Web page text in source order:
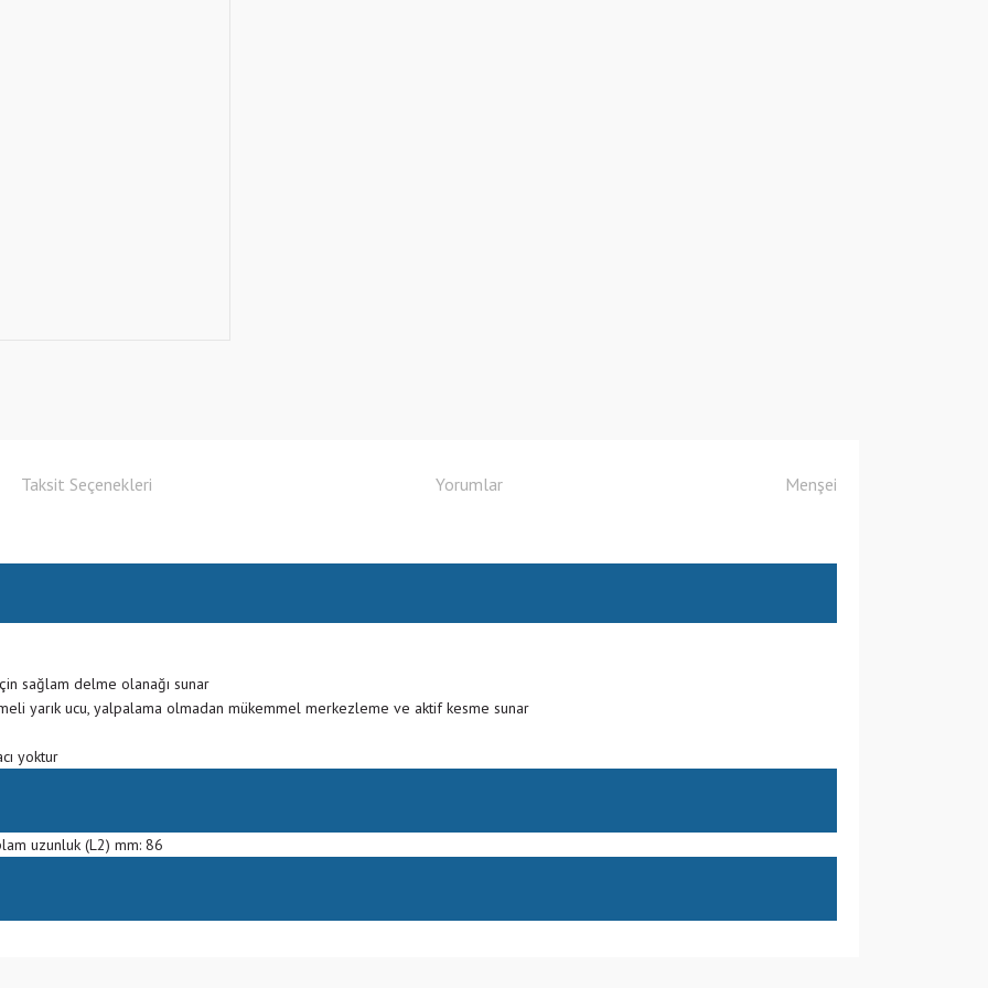
Taksit Seçenekleri Yorumlar Menşei
sağlam delme olanağı sunar
yarık ucu, yalpalama olmadan mükemmel merkezleme ve aktif kesme sunar
yoktur
uzunluk (L2) mm: 86